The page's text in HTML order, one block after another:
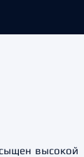
высокой